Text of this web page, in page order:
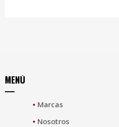
MENÚ
• Marcas
• Nosotros